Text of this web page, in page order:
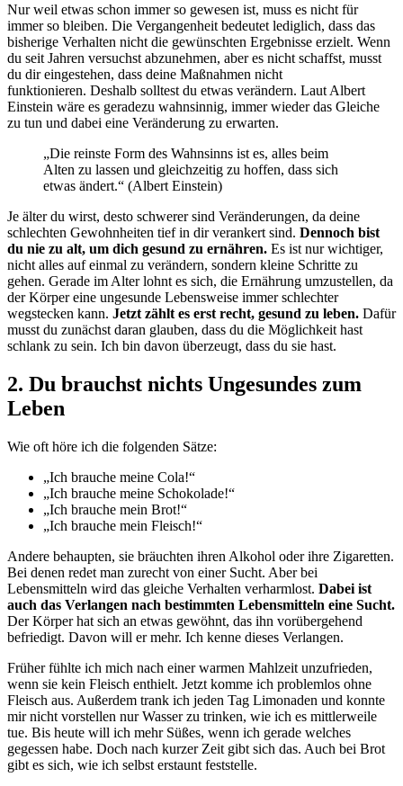
Nur weil etwas schon immer so gewesen ist, muss es nicht für
immer so bleiben. Die Vergangenheit bedeutet lediglich, dass das
bisherige Verhalten nicht die gewünschten Ergebnisse erzielt. Wenn
du seit Jahren versuchst abzunehmen, aber es nicht schaffst, musst
du dir eingestehen, dass deine Maßnahmen nicht
funktionieren. Deshalb solltest du etwas verändern. Laut Albert
Einstein wäre es geradezu wahnsinnig, immer wieder das Gleiche
zu tun und dabei eine Veränderung zu erwarten.
„Die reinste Form des Wahnsinns ist es, alles beim
Alten zu lassen und gleichzeitig zu hoffen, dass sich
etwas ändert.“ (Albert Einstein)
Je älter du wirst, desto schwerer sind Veränderungen, da deine
schlechten Gewohnheiten tief in dir verankert sind. Dennoch bist
du nie zu alt, um dich gesund zu ernähren. Es ist nur wichtiger,
nicht alles auf einmal zu verändern, sondern kleine Schritte zu
gehen. Gerade im Alter lohnt es sich, die Ernährung umzustellen, da
der Körper eine ungesunde Lebensweise immer schlechter
wegstecken kann. Jetzt zählt es erst recht, gesund zu leben. Dafür
musst du zunächst daran glauben, dass du die Möglichkeit hast
schlank zu sein. Ich bin davon überzeugt, dass du sie hast.
2. Du brauchst nichts Ungesundes zum
Leben
Wie oft höre ich die folgenden Sätze:
„Ich brauche meine Cola!“
„Ich brauche meine Schokolade!“
„Ich brauche mein Brot!“
„Ich brauche mein Fleisch!“
Andere behaupten, sie bräuchten ihren Alkohol oder ihre Zigaretten.
Bei denen redet man zurecht von einer Sucht. Aber bei
Lebensmitteln wird das gleiche Verhalten verharmlost. Dabei ist
auch das Verlangen nach bestimmten Lebensmitteln eine Sucht.
Der Körper hat sich an etwas gewöhnt, das ihn vorübergehend
befriedigt. Davon will er mehr. Ich kenne dieses Verlangen.
Früher fühlte ich mich nach einer warmen Mahlzeit unzufrieden,
wenn sie kein Fleisch enthielt. Jetzt komme ich problemlos ohne
Fleisch aus. Außerdem trank ich jeden Tag Limonaden und konnte
mir nicht vorstellen nur Wasser zu trinken, wie ich es mittlerweile
tue. Bis heute will ich mehr Süßes, wenn ich gerade welches
gegessen habe. Doch nach kurzer Zeit gibt sich das. Auch bei Brot
gibt es sich, wie ich selbst erstaunt feststelle.